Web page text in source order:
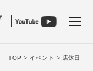
TOP > イベント > 店休日